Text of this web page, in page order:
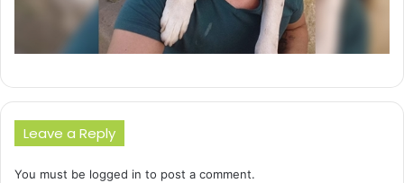
Leave a Reply
You must be logged in to post a comment.